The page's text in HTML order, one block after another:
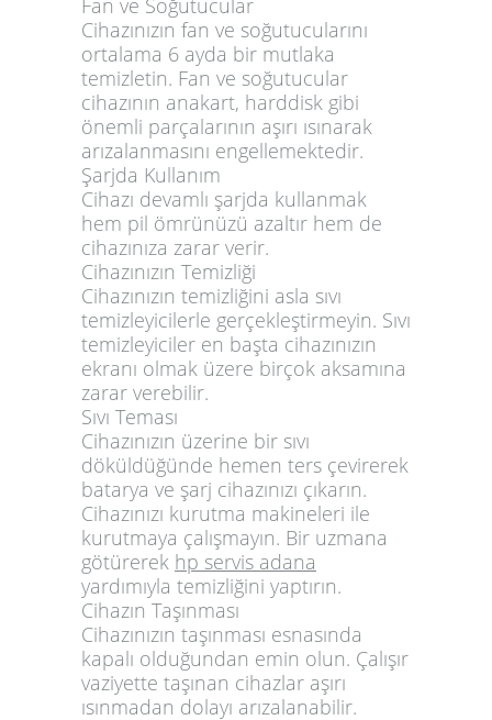
Fan ve Soğutucular
Cihazınızın fan ve soğutucularını
ortalama 6 ayda bir mutlaka
temizletin. Fan ve soğutucular
cihazının anakart, harddisk gibi
önemli parçalarının aşırı ısınarak
arızalanmasını engellemektedir.
Şarjda Kullanım
Cihazı devamlı şarjda kullanmak
hem pil ömrünüzü azaltır hem de
cihazınıza zarar verir.
Cihazınızın Temizliği
Cihazınızın temizliğini asla sıvı
temizleyicilerle gerçekleştirmeyin. Sıvı
temizleyiciler en başta cihazınızın
ekranı olmak üzere birçok aksamına
zarar verebilir.
Sıvı Teması
Cihazınızın üzerine bir sıvı
döküldüğünde hemen ters çevirerek
batarya ve şarj cihazınızı çıkarın.
Cihazınızı kurutma makineleri ile
kurutmaya çalışmayın. Bir uzmana
götürerek hp servis adana
yardımıyla temizliğini yaptırın.
Cihazın Taşınması
Cihazınızın taşınması esnasında
kapalı olduğundan emin olun. Çalışır
vaziyette taşınan cihazlar aşırı
ısınmadan dolayı arızalanabilir.